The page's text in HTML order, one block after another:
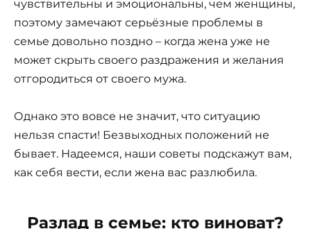
чувствительны и эмоциональны, чем женщины,
поэтому замечают серьёзные проблемы в
семье довольно поздно – когда жена уже не
может скрыть своего раздражения и желания
отгородиться от своего мужа.
Однако это вовсе не значит, что ситуацию
нельзя спасти! Безвыходных положений не
бывает. Надеемся, наши советы подскажут вам,
как себя вести, если жена вас разлюбила.
Разлад в семье: кто виноват?